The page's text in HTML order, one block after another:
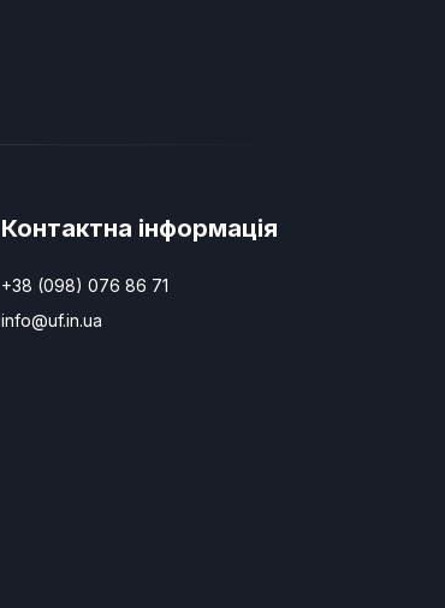
Контактна інформація
+38 (098) 076 86 71
info@uf.in.ua